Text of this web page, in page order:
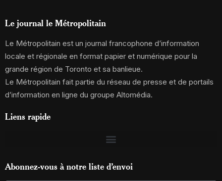
Le journal le Métropolitain
Le Métropolitain est un journal francophone d’information
locale et régionale en format papier et numérique pour la
grande région de Toronto et sa banlieue.
Le Métropolitain fait partie du réseau de presse et de portails
d’information en ligne du groupe Altomédia.
Liens rapide
Abonnez-vous à notre liste d’envoi